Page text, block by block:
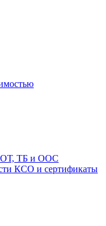
ОТ, ТБ и ООС
КСО и сертификаты